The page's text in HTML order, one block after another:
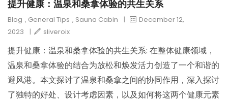
提升健康：温泉和桑拿体验的共生关系
Blog , General Tips , Sauna Cabin |
December 12,
2023
| sliveroix
提升健康：温泉和桑拿体验的共生关系: 在整体健康领域，
温泉和桑拿体验的结合为放松和焕发活力创造了一个和谐的
避风港。本文探讨了温泉和桑拿之间的协同作用，深入探讨
了独特的好处、设计考虑因素，以及如何将这两个健康元素